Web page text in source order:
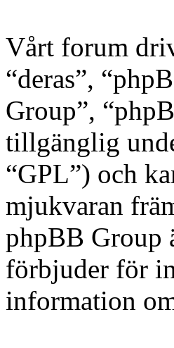
Vårt forum
“deras”,
Group”,
tillgänglig
“GPL”) och
mjukvaran
phpBB Group
förbjuder för
information